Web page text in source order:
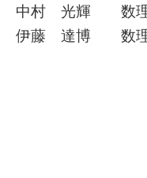
中村 光輝 数理
伊藤 達博 数理